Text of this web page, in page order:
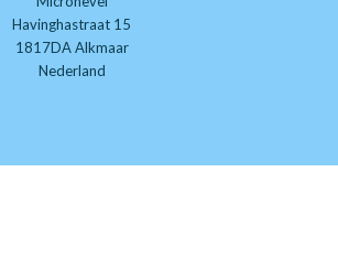
Havinghastraat 15
1817DA Alkmaar
Nederland